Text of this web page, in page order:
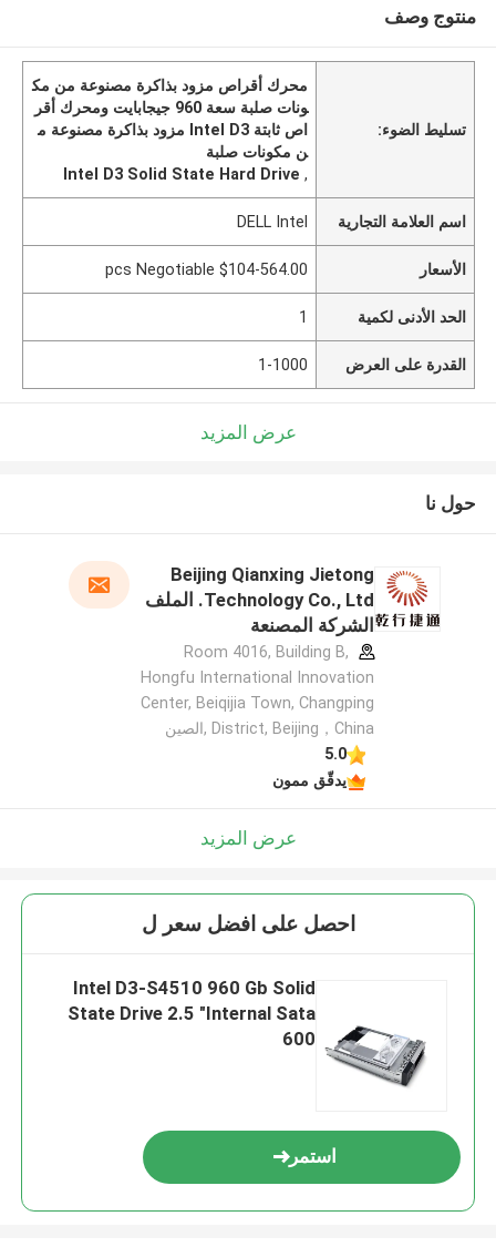
منتوج وصف
تسليط الضوء:
محرك أقراص مزود بذاكرة مصنوعة من مك
ونات صلبة سعة 960 جيجابايت ومحرك أقر
اص ثابتة Intel D3 مزود بذاكرة مصنوعة م
ن مكونات صلبة
,
Intel D3 Solid State Hard Drive
اسم العلامة التجارية DELL Intel
الأسعار $104-564.00 pcs Negotiable
الحد الأدنى لكمية 1
القدرة على العرض 1-1000
عرض المزيد
حول نا
Beijing Qianxing Jietong
Technology Co., Ltd. الملف
الشركة المصنعة
Room 4016, Building B,
Hongfu International Innovation
Center, Beiqijia Town, Changping
District, Beijing，China ,الصين
5.0
يدقّق ممون
عرض المزيد
احصل على افضل سعر ل
Intel D3-S4510 960 Gb Solid
State Drive 2.5 "Internal Sata
600
استمر